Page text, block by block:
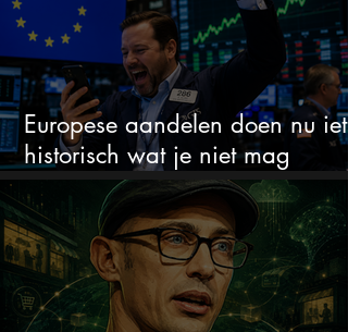
Europese aandelen doen nu iets
historisch wat je niet mag
negeren